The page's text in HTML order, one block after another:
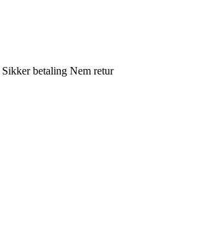
Sikker betaling Nem retur